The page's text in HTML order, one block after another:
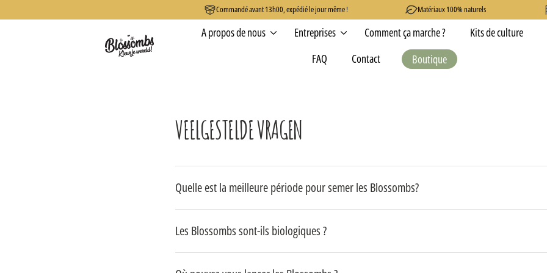
Commandé avant 13h00, expédié le jour même ! Matériaux 100% naturels
A propos de nous Entreprises Comment ça marche ? Kits de culture
FAQ
Contact Boutique
VEELGESTELDE VRAGEN
Quelle est la meilleure période pour semer les Blossombs?
Les Blossombs sont-ils biologiques ?